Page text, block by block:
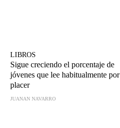
LIBROS
Sigue creciendo el porcentaje de
jóvenes que lee habitualmente por
placer
JUANAN NAVARRO